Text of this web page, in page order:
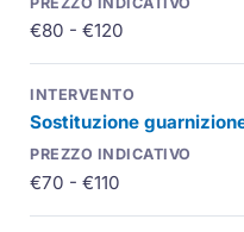
€80 - €120
Sostituzione
€70 - €110